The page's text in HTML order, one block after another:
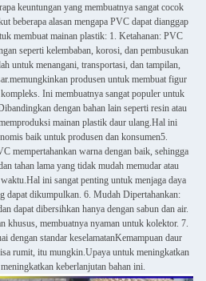
keuntungan yang membuatnya sangat cocok
beberapa alasan mengapa PVC dapat dianggap
membuat mainan plastik: 1. Ketahanan: PVC
seperti kelembaban, korosi, dan pembusukan
untuk menangani, transportasi, dan tampilan,
produsen untuk membuat figur
Ini membuatnya sangat populer untuk
dengan bahan lain seperti resin atau
mainan plastik daur ulang.Hal ini
baik untuk produsen dan konsumen5.
mempertahankan warna dengan baik, sehingga
tahan lama yang tidak mudah memudar atau
ini sangat penting untuk menjaga daya
dapat dikumpulkan. 6. Mudah Dipertahankan:
dapat dibersihkan hanya dengan sabun dan air.
khusus, membuatnya nyaman untuk kolektor. 7.
dengan standar keselamatanKemampuan daur
rumit, itu mungkin.Upaya untuk meningkatkan
keberlanjutan bahan ini.